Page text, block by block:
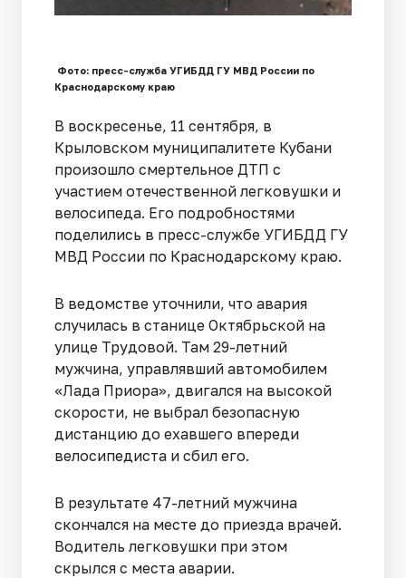
Фото: пресс-служба УГИБДД ГУ МВД России по
Краснодарскому краю
В воскресенье, 11 сентября, в
Крыловском муниципалитете Кубани
произошло смертельное ДТП с
участием отечественной легковушки и
велосипеда. Его подробностями
поделились в пресс-службе УГИБДД ГУ
МВД России по Краснодарскому краю.
В ведомстве уточнили, что авария
случилась в станице Октябрьской на
улице Трудовой. Там 29-летний
мужчина, управлявший автомобилем
«Лада Приора», двигался на высокой
скорости, не выбрал безопасную
дистанцию до ехавшего впереди
велосипедиста и сбил его.
В результате 47-летний мужчина
скончался на месте до приезда врачей.
Водитель легковушки при этом
скрылся с места аварии.